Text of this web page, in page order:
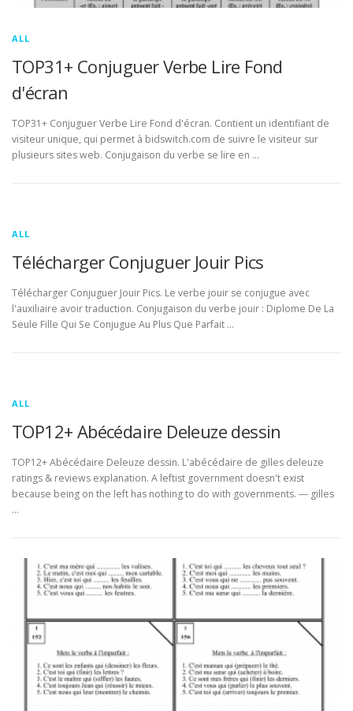
ALL
TOP31+ Conjuguer Verbe Lire Fond
d'écran
TOP31+ Conjuguer Verbe Lire Fond d'écran. Contient un identifiant de
visiteur unique, qui permet à bidswitch.com de suivre le visiteur sur
plusieurs sites web. Conjugaison du verbe se lire en …
ALL
Télécharger Conjuguer Jouir Pics
Télécharger Conjuguer Jouir Pics. Le verbe jouir se conjugue avec
l'auxiliaire avoir traduction. Conjugaison du verbe jouir : Diplome De La
Seule Fille Qui Se Conjugue Au Plus Que Parfait …
ALL
TOP12+ Abécédaire Deleuze dessin
TOP12+ Abécédaire Deleuze dessin. L'abécédaire de gilles deleuze
ratings & reviews explanation. A leftist government doesn't exist
because being on the left has nothing to do with governments. ― gilles
…